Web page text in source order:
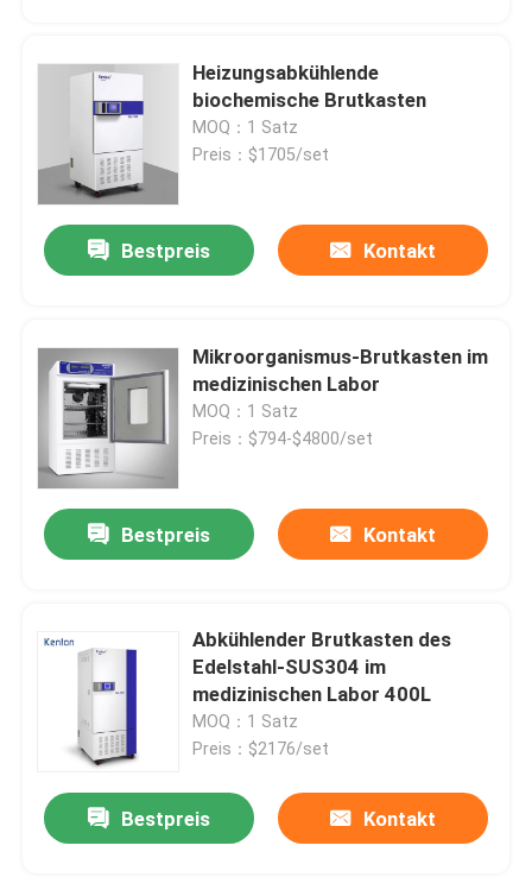
Heizungsabkühlende
biochemische Brutkasten
MOQ：1 Satz
Preis：$1705/set
Bestpreis Kontakt
Mikroorganismus-Brutkasten im
medizinischen Labor
MOQ：1 Satz
Preis：$794-$4800/set
Bestpreis Kontakt
Abkühlender Brutkasten des
Edelstahl-SUS304 im
medizinischen Labor 400L
MOQ：1 Satz
Preis：$2176/set
Bestpreis Kontakt